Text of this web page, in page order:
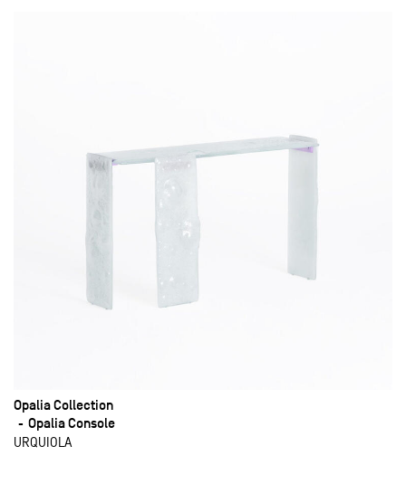
Opalia Collection
Opalia Console
URQUIOLA